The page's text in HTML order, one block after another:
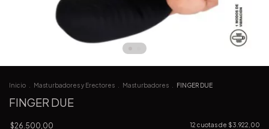
Inicio Masturbadores y Erectores Masturbadores FINGER DUE
FINGER DUE
$26.500,00 12 cuotas de $3.922,00